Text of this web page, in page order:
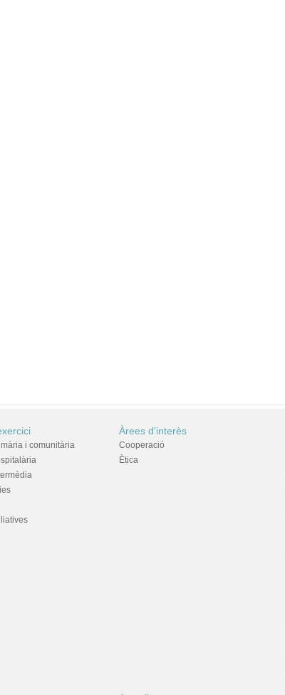
i comunitària
Àrees d'interès
Cooperació
Ètica